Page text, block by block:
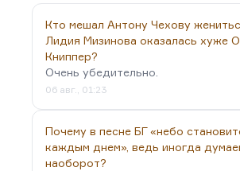
словами, мы пользуемся его
персонажи вошли в нашу жизнь.
написал «Жизнь насекомых» и
абсолютно великих…
Кто мешал Антону Чехову
Лидия Мизинова оказалась хуже
Книппер?
Очень убедительно.
06 авг., 01:23
Почему в песне БГ «небо
каждым днем», ведь иногда
наоборот?